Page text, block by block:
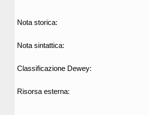
Nota storica:
Nota sintattica:
Classificazione Dewey:
Risorsa esterna: